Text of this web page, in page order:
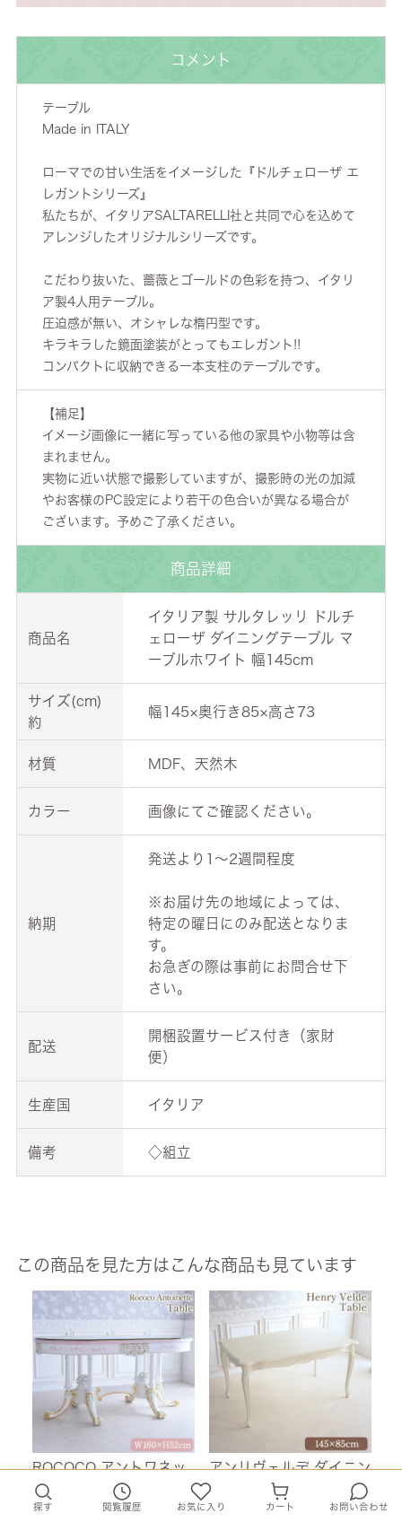
コメント
テーブル
Made in ITALY
ローマでの甘い生活をイメージした『ドルチェローザ エ
レガントシリーズ』
私たちが、イタリアSALTARELLI社と共同で心を込めて
アレンジしたオリジナルシリーズです。
こだわり抜いた、薔薇とゴールドの色彩を持つ、イタリ
ア製4人用テーブル。
圧迫感が無い、オシャレな楕円型です。
キラキラした鏡面塗装がとってもエレガント!!
コンパクトに収納できる一本支柱のテーブルです。
【補足】
イメージ画像に一緒に写っている他の家具や小物等は含
まれません。
実物に近い状態で撮影していますが、撮影時の光の加減
やお客様のPC設定により若干の色合いが異なる場合が
ございます。予めご了承ください。
商品詳細
商品名
イタリア製 サルタレッリ ドルチ
ェローザ ダイニングテーブル マ
ーブルホワイト 幅145cm
サイズ(cm)
約
幅145×奥行き85×高さ73
材質 MDF、天然木
カラー 画像にてご確認ください。
納期
発送より1～2週間程度
※お届け先の地域によっては、
特定の曜日にのみ配送となりま
す。
お急ぎの際は事前にお問合せ下
さい。
配送
開梱設置サービス付き（家財
便）
生産国 イタリア
備考 ◇組立
この商品を見た方はこんな商品も見ています
ROCOCO アントワネッ
ト 楕円ダイニングテーブ
ル ガラス付 幅160cm
¥474,800
アンリヴェルデ ダイニン
グテーブル アイボリー
幅145cm 【送料無料/設
¥ 132,800 ¥
探す 閲覧履歴 お気に入り カート お問い合わせ